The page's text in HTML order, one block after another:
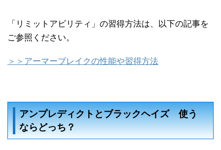
「リミットアビリティ」の習得方法は、以下の記事を
ご参照ください。
＞＞アーマーブレイクの性能や習得方法
アンプレディクトとブラックヘイズ 使う
ならどっち？